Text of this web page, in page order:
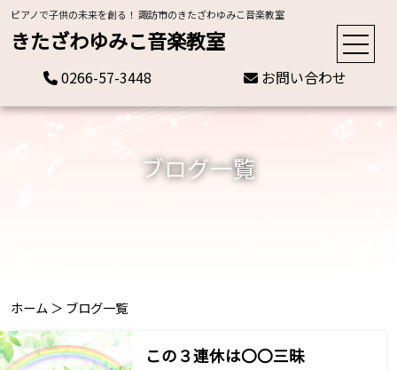
ピアノで子供の未来を創る！ 諏訪市のきたざわゆみこ音楽教室
きたざわゆみこ音楽教室
0266-57-3448 お問い合わせ
ブログ一覧
ホーム ＞ ブログ一覧
この３連休は〇〇三昧